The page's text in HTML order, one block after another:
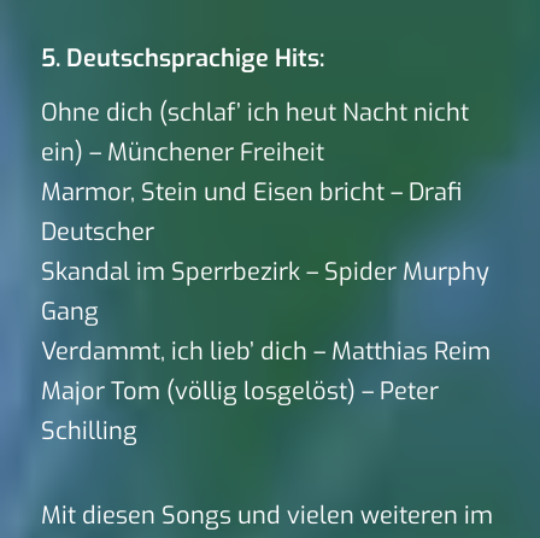
5. Deutschsprachige Hits:
Ohne dich (schlaf’ ich heut Nacht nicht
ein) – Münchener Freiheit
Marmor, Stein und Eisen bricht – Drafi
Deutscher
Skandal im Sperrbezirk – Spider Murphy
Gang
Verdammt, ich lieb’ dich – Matthias Reim
Major Tom (völlig losgelöst) – Peter
Schilling
Mit diesen Songs und vielen weiteren im